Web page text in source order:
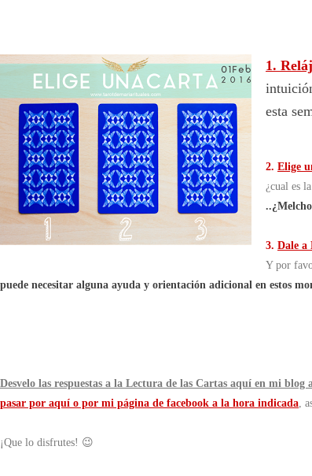
1.
esta
2. Elige
¿cual es
3. Dale a
Y por
puede necesitar alguna ayuda y orientación adicional en estos
Desvelo las respuestas a la Lectura de las Cartas aquí en mi
pasar por aquí o por mi página de facebook a la hora indicada ,
¡Que lo disfrutes! 😉